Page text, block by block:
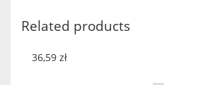
Related products
36,59 zł